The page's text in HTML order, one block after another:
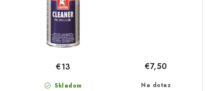
Skladom
€13
Na dotaz
€7,50